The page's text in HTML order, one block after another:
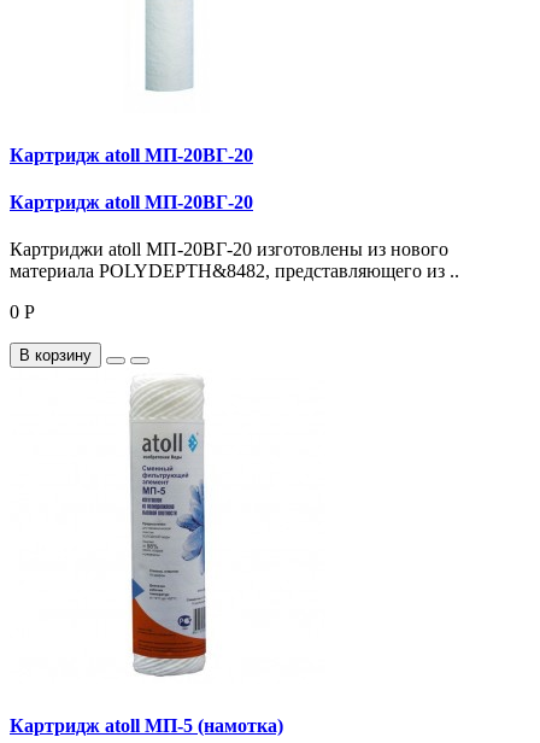
Картридж atoll МП-20ВГ-20
Картридж atoll МП-20ВГ-20
Картриджи atoll МП-20ВГ-20 изготовлены из нового
материала POLYDEPTH&8482, представляющего из ..
0 Р
В корзину
Картридж atoll МП-5 (намотка)